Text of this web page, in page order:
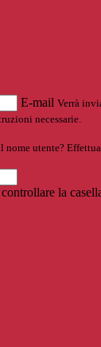
E-mail Verrà
necessarie.
nome utente?
la